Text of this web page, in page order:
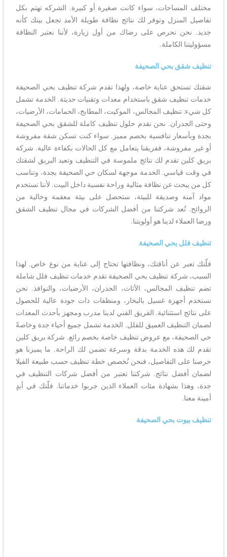
مختلف المساحات، سواء كانت صغيرة أو كبيرة. الشركه تهتم بكل
تفاصيل المنزل وتوفر لك نتائج نظافة طويلة الأمد تجعل بيتك كأنه
جديد. نحن نحرص على رضاك من أول زيارة، لأننا نعتبر النظافة
مسؤوليتنا الكاملة.
تنظيف شقق بحي الصحيفة
شقتك تستحق عناية خاصة، ولهذا تقدم شركة تنظيف بحي الصحيفة
خدمات تنظيف شقق باستخدام معدات وتقنيات حديثة. الخدمة تشمل
كل شيء: تنظيف المجالس، الموكيت، المطابخ، الحمامات، الأرضيات،
وحتى الجدران. نحن نقدم حلول تنظيف كاملة للشقق بحي الصحيفة
بجدة وبأسعار تنافسية بخصم مميز. سواء كنت تسكن شقة مفروشة
أو غير مفروشة، ففريقنا يتعامل مع كل الحالات بكفاءة عالية. شركة
بريق كلين تقدم لك نتائج ملموسة في التنظيف وتعيد البريق لشقتك
في وقت قياسي. الخدمة موجهة لسكان حي الصحيفة بجدة، وتناسب
كل من يبحث عن نظافة مثالية وراحة نفسية داخل البيت. لأننا نستخدم
مواد آمنة وصديقة للبيئة، ستحصل على بيئة معقمة وخالية من
الروائح. تُعد شركتنا من أفضل الشركات في مجال تنظيف الشقق
ورضا العملاء لدينا هو أولويتنا.
تنظيف فلل بحي الصحيفة
فلّتك تعبر عن أناقتك، ونظافتها تحتاج إلى عناية من نوع خاص. لهذا
السبب، شركة تنظيف بحي الصحيفة تقدم خدمات تنظيف فلل شاملة
تضم تنظيف المجالس، الأثاث، الجدران، الأرضيات، والنوافذ. نحن
نستخدم أجهزة غسيل بالبخار، ومنظفات ذات جودة عالية للحصول
على نتائج استثنائية. الفريق الفني لدينا مدرب ومجهز بأحدث المعدات
لضمان التنظيف العميق للفلل. الخدمة تشمل جميع أحياء جدة وخاصةً
حي الصحيفة، مع عروض تنظيف خاصة بخصم رائع. شركة بريق كلين
تقدم لك هذه الخدمة بدقة وسرعة تضمن لك الراحة. ما يميزنا هو
حرصنا على التفاصيل، فنحن نُخصص خطة تنظيف حسب طبيعة الفيلا
لضمان أفضل نتائج. شركتنا تعتبر من أفضل شركات التنظيف في
جدة، وهذا بشهادة مئات العملاء الذين جربوا خدماتنا. فلّتك في أيدٍ
أمينة معنا.
تنظيف بيوت بحي الصحيفة